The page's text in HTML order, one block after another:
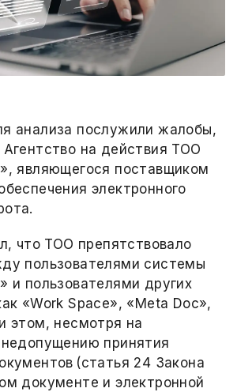
анализа послужили жалобы,
на действия ТОО
являющегося поставщиком
электронного
что ТОО препятствовало
пользователями системы
и пользователями других
«Work Space», «Meta Doc»,
этом, несмотря на
принятия
(статья 24 Закона
документе и электронной